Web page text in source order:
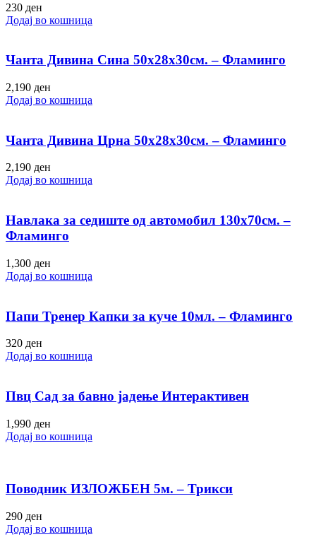
230 ден
Додај во кошница
Чанта Дивина Сина 50х28х30см. – Фламинго
2,190 ден
Додај во кошница
Чанта Дивина Црна 50х28х30см. – Фламинго
2,190 ден
Додај во кошница
Навлака за седиште од автомобил 130х70см. –
Фламинго
1,300 ден
Додај во кошница
Папи Тренер Капки за куче 10мл. – Фламинго
320 ден
Додај во кошница
Пвц Сад за бавно јадење Интерактивен
1,990 ден
Додај во кошница
Поводник ИЗЛОЖБЕН 5м. – Трикси
290 ден
Додај во кошница